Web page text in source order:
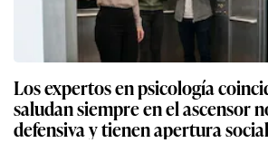
Los expertos en psicología
saludan siempre en el ascensor
defensiva y tienen apertura social